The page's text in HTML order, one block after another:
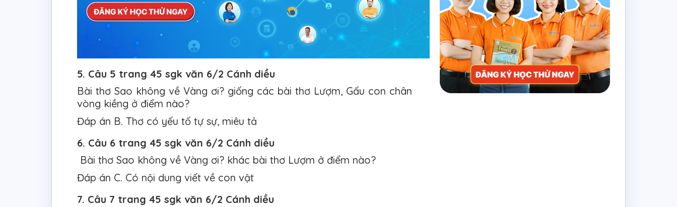
5. Câu 5 trang 45 sgk văn 6/2 Cánh diều
Bài thơ Sao không về Vàng ơi? giống các bài thơ Lượm, Gấu con chân
vòng kiềng ở điểm nào?
Đáp án B. Thơ có yếu tố tự sự, miêu tả
6. Câu 6 trang 45 sgk văn 6/2 Cánh diều
Bài thơ Sao không về Vàng ơi? khác bài thơ Lượm ở điểm nào?
Đáp án C. Có nội dung viết về con vật
7. Câu 7 trang 45 sgk văn 6/2 Cánh diều